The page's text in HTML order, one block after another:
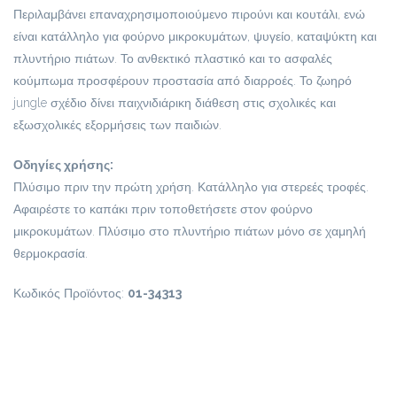
Περιλαμβάνει επαναχρησιμοποιούμενο πιρούνι και κουτάλι, ενώ
είναι κατάλληλο για φούρνο μικροκυμάτων, ψυγείο, καταψύκτη και
πλυντήριο πιάτων. Το ανθεκτικό πλαστικό και το ασφαλές
κούμπωμα προσφέρουν προστασία από διαρροές. Το ζωηρό
jungle σχέδιο δίνει παιχνιδιάρικη διάθεση στις σχολικές και
εξωσχολικές εξορμήσεις των παιδιών.
Οδηγίες χρήσης:
Πλύσιμο πριν την πρώτη χρήση. Κατάλληλο για στερεές τροφές.
Αφαιρέστε το καπάκι πριν τοποθετήσετε στον φούρνο
μικροκυμάτων. Πλύσιμο στο πλυντήριο πιάτων μόνο σε χαμηλή
θερμοκρασία.
Κωδικός Προϊόντος: 01-34313